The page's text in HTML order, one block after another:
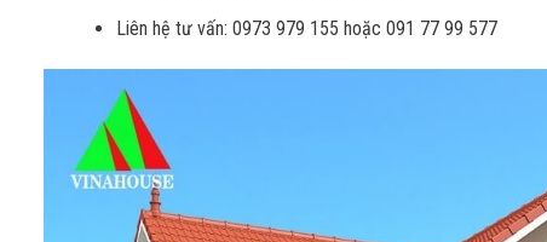
Liên hệ tư vấn: 0973 979 155 hoặc 091 77 99 577